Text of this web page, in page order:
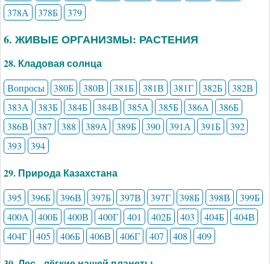
378А
378Б 379
6. ЖИВЫЕ ОРГАНИЗМЫ: РАСТЕНИЯ
28. Кладовая солнца
Вопросы 380Б 380В 381Б 381В 381Г 382Б
382В
383А
383Б 384Б 384В 385А 385Б 386А
386Б
386В
387 388 389А 389Б 390 391А 391Б
392
393
394
29. Природа Казахстана
395 396Б 396В 397Б 397В 397Г 398Б 398В
399Б
400А
400Б 400В 400Г 401 402Б 403 404Б
404В
404Г
405 406Б 406В 406Г 407 408 409